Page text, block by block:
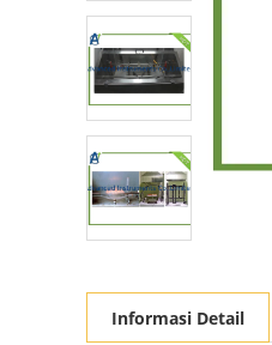
Informasi Detail